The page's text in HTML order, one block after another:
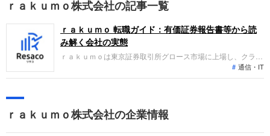
ｒａｋｕｍｏ株式会社の記事一覧
ｒａｋｕｍｏ 転職ガイド：有価証券報告書等から読
み解く会社の実態
ｒａｋｕｍｏは東京証券取引所グロース市場に上場し、クラウ
ド型の企業向けグループウェア製品等のITビジネスソリューシ
ョン事業を展開しています。直近の業績は、ライセンスサービ
います。
通信・IT
ｒａｋｕｍｏ株式会社の企業情報